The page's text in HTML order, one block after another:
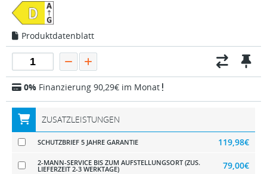
Produktdatenblatt
0% Finanzierung 90,29€ im Monat
ZUSATZLEISTUNGEN
SCHUTZBRIEF 5 JAHRE GARANTIE 119,98€
2-MANN-SERVICE BIS ZUM AUFSTELLUNGSORT (ZUS.
LIEFERZEIT 2-3 WERKTAGE) 79,00€